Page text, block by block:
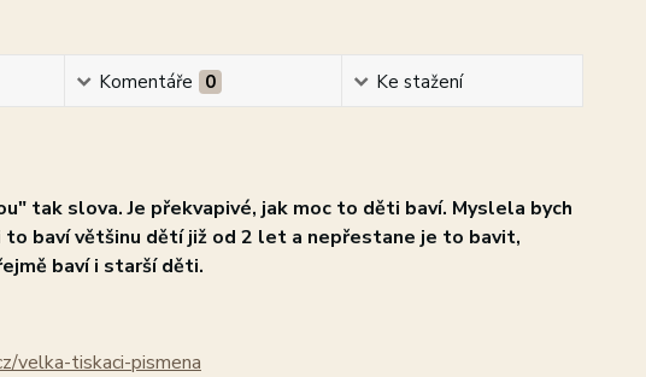
Komentáře 0 Ke stažení
tak slova. Je překvapivé, jak moc to děti baví. Myslela bych
baví většinu dětí již od 2 let a nepřestane je to bavit,
baví i starší děti.
velka-tiskaci-pismena